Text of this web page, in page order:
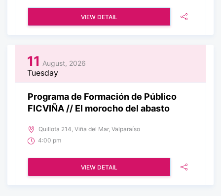
VIEW DETAIL
11 August, 2026
Tuesday
Programa de Formación de Público
FICVIÑA // El morocho del abasto
Quillota 214, Viña del Mar, Valparaíso
4:00 pm
VIEW DETAIL